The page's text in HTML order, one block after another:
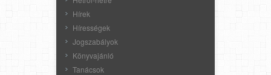
Hírek
Hírességek
Jogszabályok
Könyvajánló
Tanácsok